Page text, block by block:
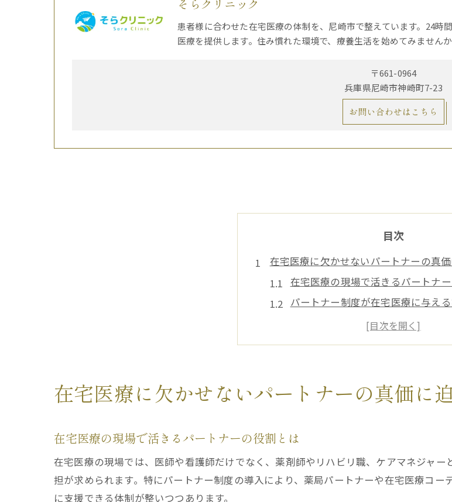
そらクリニック
患者様に合わせた在宅医療の体制を、尼崎市で整えています。24
医療を提供します。住み慣れた環境で、療養生活を始めてみませんか
〒661-0964
兵庫県尼崎市神崎町7-23
お問い合わせはこちら
目次
在宅医療に欠かせないパートナーの真
在宅医療の現場で活きるパートナ
パートナー制度が在宅医療に与え
在宅医療と薬局パートナー制度の基
多職種連携が在宅医療の質を高め
実践で役立つ在宅医療パートナー制度の
在宅医療パートナー制度の導入実例
在宅医療コーディネーターの役割と
薬剤師研修やセミナーで学ぶ在宅
在宅医療の現場で求められる多職種
在宅医療に欠かせないパートナーの真価に
在宅医療の現場で活きるパートナーの役割とは
在宅医療の現場では、医師や看護師だけでなく、薬剤師やリハビリ職、ケアマネジャ
担が求められます。特にパートナー制度の導入により、薬局パートナーや在宅医療コ
に支援できる体制が整いつつあります。